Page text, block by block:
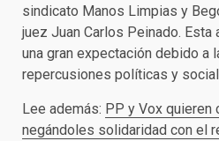
sindicato Manos Limpias y
juez Juan Carlos Peinado. Esta
una gran expectación debido a
repercusiones políticas y
Lee además: PP y Vox quieren
negándoles solidaridad con el